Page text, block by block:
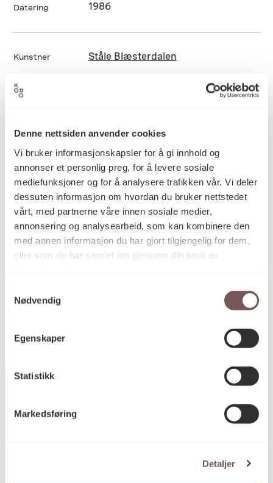
Denne nettsiden anvender cookies
Vi bruker informasjonskapsler for å gi innhold og
annonser et personlig preg, for å levere sosiale
mediefunksjoner og for å analysere trafikken vår. Vi deler
dessuten informasjon om hvordan du bruker nettstedet
vårt, med partnerne våre innen sosiale medier,
annonsering og analysearbeid, som kan kombinere den
med annen informasjon du har gjort tilgjengelig for dem,
eller som de har samlet inn gjennom din bruk av
Nødvendig
Egenskaper
Statistikk
Markedsføring
Detaljer
Datering 1986
Kunstner Ståle Blæsterdalen
Teknikk og
materiale
Tresnitt på papir
Mål
Høyde: 48cm
Bredde: 165cm